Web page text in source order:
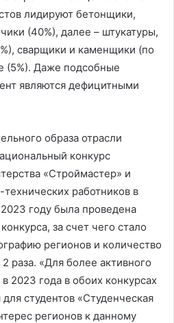
лидируют бетонщики,
(40%), далее – штукатуры,
сварщики и каменщики (по
(5%). Даже подсобные
являются дефицитными
образа отрасли
конкурс
«Строймастер» и
работников в
году была проведена
за счет чего стало
регионов и количество
раза. «Для более активного
2023 года в обоих конкурсах
студентов «Студенческая
регионов к данному